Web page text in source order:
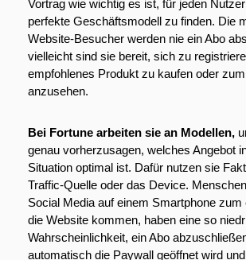
Vortrag wie wichtig es ist, für jeden
perfekte Geschäftsmodell zu finden. Die
Website-Besucher werden nie ein Abo
vielleicht sind sie bereit, sich zu
empfohlenes Produkt zu kaufen oder
anzusehen.
Bei Fortune arbeiten sie an Modellen,
genau vorherzusagen, welches Angebot
Situation optimal ist. Dafür nutzen sie
Traffic-Quelle oder das Device.
Social Media auf einem Smartphone zum
die Website kommen, haben eine so
Wahrscheinlichkeit, ein Abo
automatisch die Paywall geöffnet wird